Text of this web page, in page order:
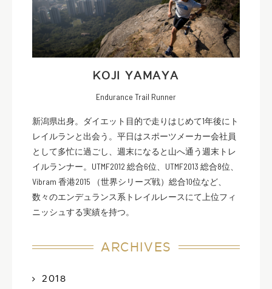
KOJI YAMAYA
Endurance Trail Runner
新潟県出身。ダイエット目的で走りはじめて1年後にト
レイルランと出会う。平日はスポーツメーカー会社員
として多忙に過ごし、週末になると山へ通う週末トレ
イルランナー。UTMF2012 総合6位、UTMF2013 総合8位、
Vibram 香港2015 （世界シリーズ戦）総合10位など、
数々のエンデュランス系トレイルレースにて上位フィ
ニッシュする実績を持つ。
ARCHIVES
2018